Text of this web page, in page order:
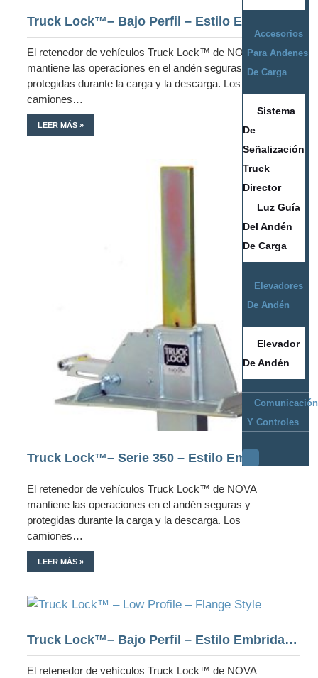
Accesorios
Para Andenes
De Carga
Sistema
De
Señalización
Truck
Director
Luz Guía
Del Andén
De Carga
Elevadores
De Andén
Elevador
De Andén
Comunicación
Y Controles
Truck Lock™– Bajo Perfil – Estilo Empotrado
El retenedor de vehículos Truck Lock™ de NOVA
mantiene las operaciones en el andén seguras y
protegidas durante la carga y la descarga. Los
camiones…
LEER MÁS »
Truck Lock™– Serie 350 – Estilo Embridado
El retenedor de vehículos Truck Lock™ de NOVA
mantiene las operaciones en el andén seguras y
protegidas durante la carga y la descarga. Los
camiones…
LEER MÁS »
Truck Lock™– Bajo Perfil – Estilo Embridado
El retenedor de vehículos Truck Lock™ de NOVA